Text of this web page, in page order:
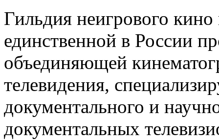
Гильдия неигрового кино
единственной в России
объединяющей
телевидения,
документального и
документальных